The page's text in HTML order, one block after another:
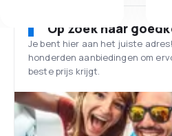
Op zoek naar
Je bent hier aan het juiste
honderden aanbiedingen om
beste prijs krijgt.